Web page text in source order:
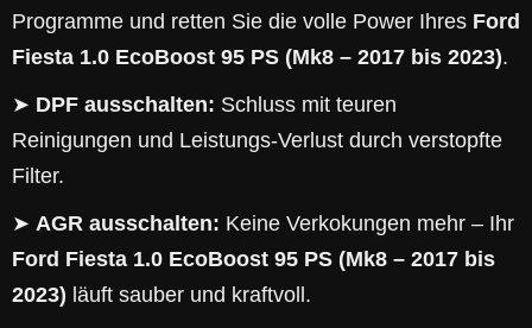
Programme und retten Sie die volle Power Ihres Ford
Fiesta 1.0 EcoBoost 95 PS (Mk8 – 2017 bis 2023).
➤ DPF ausschalten: Schluss mit teuren
Reinigungen und Leistungs-Verlust durch verstopfte
Filter.
➤ AGR ausschalten: Keine Verkokungen mehr – Ihr
Ford Fiesta 1.0 EcoBoost 95 PS (Mk8 – 2017 bis
2023) läuft sauber und kraftvoll.